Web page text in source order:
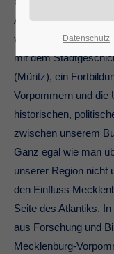
Akademie M-V in
veranstaltete die
mit dem
(Müritz), ein
Vorpommern und die
historischen,
zwischen unserem
Ganz egal wie man
unserer Region nicht
den Einfluss
Seite des Atlantiks.
aus Forschung und
Mecklenburg-
Datenschutz